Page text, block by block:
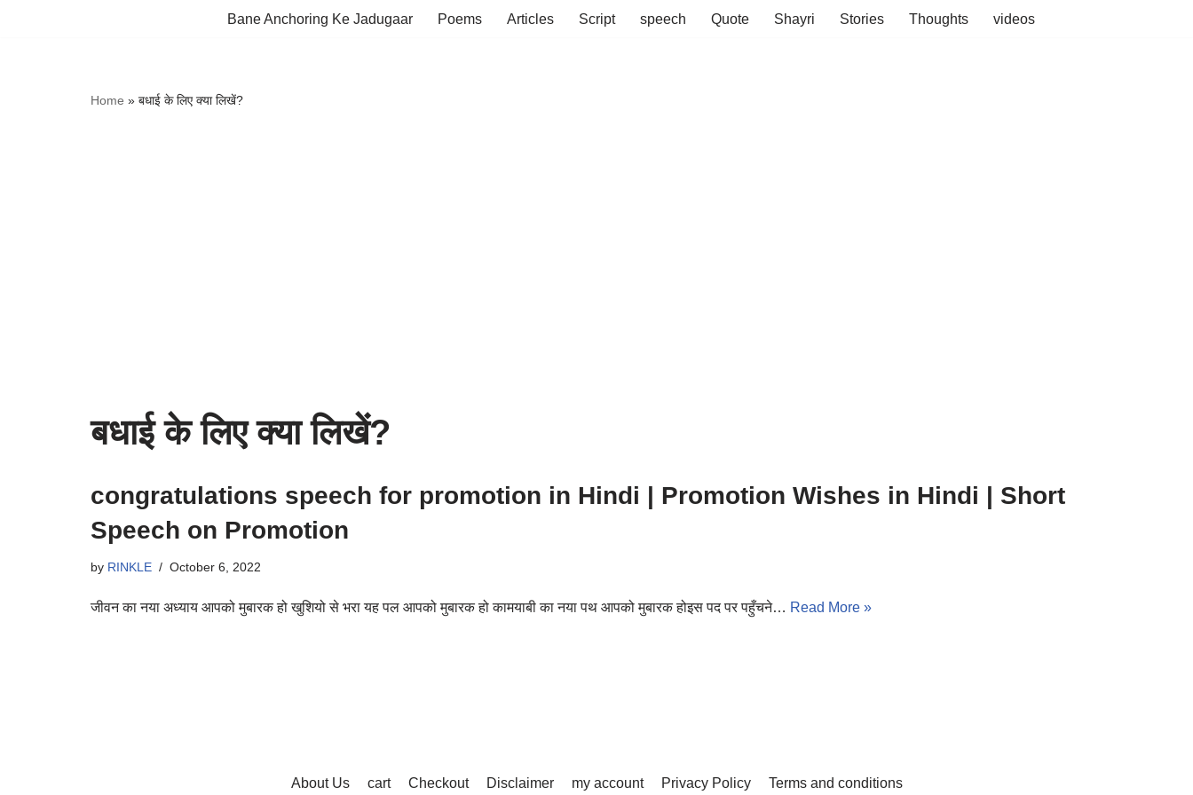
Bane Anchoring Ke Jadugaar Poems Articles Script speech Quote Shayri Stories Thoughts videos
Home » बधाई के लिए क्या लिखें?
बधाई के लिए क्या लिखें?
congratulations speech for promotion in Hindi | Promotion Wishes in Hindi | Short
Speech on Promotion
by RINKLE October 6, 2022
जीवन का नया अध्याय आपको मुबारक हो खुशियो से भरा यह पल आपको मुबारक हो कामयाबी का नया पथ आपको मुबारक होइस पद पर पहुँचने… Read More »
About Us cart Checkout Disclaimer my account Privacy Policy Terms and conditions